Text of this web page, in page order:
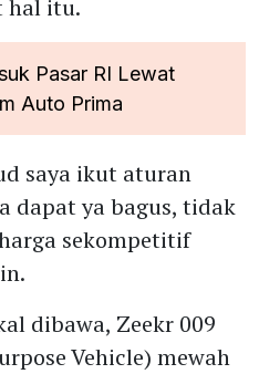
hal itu.
Pasar RI Lewat
Auto Prima
saya ikut aturan
dapat ya bagus, tidak
sekompetitif
dibawa, Zeekr 009
Vehicle) mewah